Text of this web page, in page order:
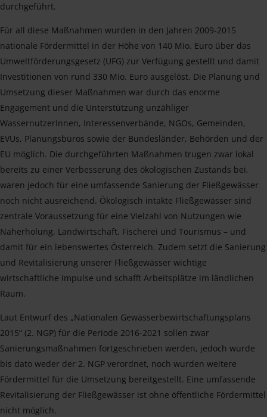
durchgeführt.
Für all diese Maßnahmen wurden in den Jahren 2009-2015
nationale Fördermittel in der Höhe von 140 Mio. Euro über das
Umweltförderungsgesetz (UFG) zur Verfügung gestellt und damit
Investitionen von rund 330 Mio. Euro ausgelöst. Die Planung und
Umsetzung dieser Maßnahmen war durch das enorme
Engagement und die Unterstützung unzähliger
WassernutzerInnen, Interessenverbände, NGOs, Gemeinden,
EVUs, Planungsbüros sowie der Bundesländer, Behörden und der
EU möglich. Die durchgeführten Maßnahmen trugen zwar lokal
bereits zu einer Verbesserung des ökologischen Zustands bei,
waren jedoch für eine umfassende Sanierung der Fließgewässer
noch nicht ausreichend. Ökologisch intakte Fließgewässer sind
zentrale Voraussetzung für eine Vielzahl von Nutzungen wie
Naherholung, Landwirtschaft, Fischerei und Tourismus – und
damit für ein lebenswertes Österreich. Zudem setzt die Sanierung
und Revitalisierung unserer Fließgewässer wichtige
wirtschaftliche Impulse und schafft Arbeitsplätze im ländlichen
Raum.
Laut Entwurf des „Nationalen Gewässerbewirtschaftungsplans
2015“ (2. NGP) für die Periode 2016-2021 sollen zwar
Sanierungsmaßnahmen fortgeschrieben werden, jedoch wurde
bis dato weder der 2. NGP verordnet, noch wurden weitere
Fördermittel für die Umsetzung bereitgestellt. Eine umfassende
Revitalisierung der Fließgewässer ist ohne öffentliche Fördermittel
nicht möglich.